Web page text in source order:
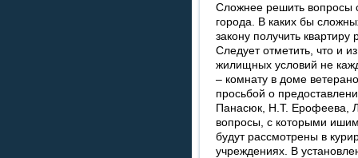
Сложнее решить вопросы
города. В каких бы
закону получить
Следует отметить, что и
жилищных условий не
– комнату в доме
просьбой о
Панасюк, Н.Т. Ерофеева,
вопросы, с которыми
будут рассмотрены в
учреждениях. В